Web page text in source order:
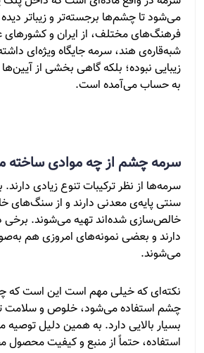
می‌شود تا چشم‌ها برجسته‌تر و زیباتر
فرهنگ‌های مختلف، از ایران و کشورهای
شبه‌قاره‌ی هند، سرمه جایگاه ویژه‌ای
زیبایی نبوده؛ بلکه گاهی بخشی از
به حساب می‌آمده است.
سرمه چشم از چه موادی ساخته
سرمه‌ها از نظر ترکیبات تنوع زیادی
سنتی پایه‌ی معدنی دارند و از سنگ‌های
خالص‌سازی شده‌اند تهیه می‌شوند. برخی
دارند و بعضی نمونه‌های امروزی هم
می‌شوند.
نکته‌ای که خیلی مهم است این است که
چشم استفاده می‌شود، خلوص و سلامت
بسیار بالایی دارد. به همین دلیل
استفاده، حتماً از منبع و کیفیت محصول